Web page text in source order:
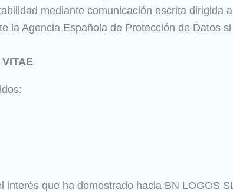
mediante comunicación escrita
la Agencia Española de Protección de Datos
interés que ha demostrado hacia BN LOGOS